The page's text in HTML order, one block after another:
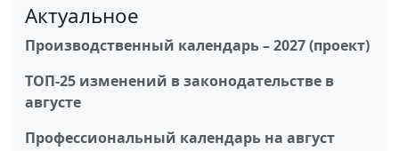
Актуальное
Производственный календарь – 2027 (проект)
ТОП-25 изменений в законодательстве в
августе
Профессиональный календарь на август